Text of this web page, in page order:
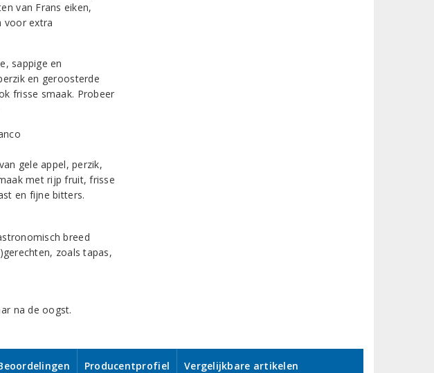
van Frans eiken,
voor extra
sappige en
en geroosterde
frisse smaak. Probeer
gele appel, perzik,
met rijp fruit, frisse
en fijne bitters.
breed
zoals tapas,
na de oogst.
Producentprofiel Vergelijkbare artikelen